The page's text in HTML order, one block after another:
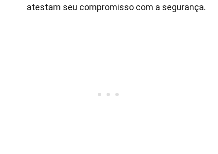
atestam seu compromisso com a segurança.